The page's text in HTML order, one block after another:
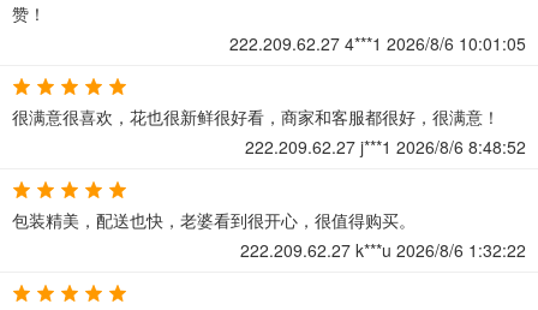
赞！
222.209.62.27 4***1 2026/8/6 10:01:05
很满意很喜欢，花也很新鲜很好看，商家和客服都很好，很满意！
222.209.62.27 j***1 2026/8/6 8:48:52
包装精美，配送也快，老婆看到很开心，很值得购买。
222.209.62.27 k***u 2026/8/6 1:32:22